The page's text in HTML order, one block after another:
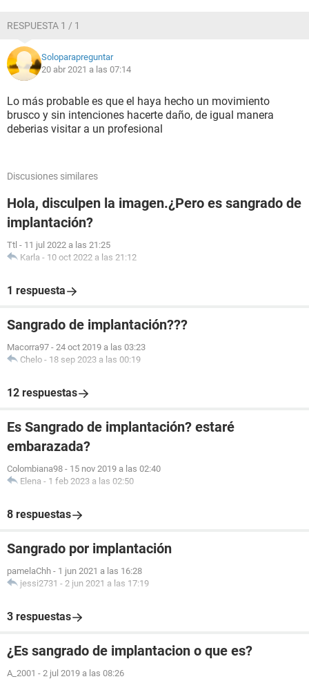
RESPUESTA 1 / 1
Soloparapreguntar
20 abr 2021 a las 07:14
Lo más probable es que el haya hecho un movimiento
brusco y sin intenciones hacerte daño, de igual manera
deberias visitar a un profesional
Discusiones similares
Hola, disculpen la imagen.¿Pero es sangrado de
implantación?
Ttl - 11 jul 2022 a las 21:25
Karla - 10 oct 2022 a las 21:12
1 respuesta
Sangrado de implantación???
Macorra97 - 24 oct 2019 a las 03:23
Chelo - 18 sep 2023 a las 00:19
12 respuestas
Es Sangrado de implantación? estaré
embarazada?
Colombiana98 - 15 nov 2019 a las 02:40
Elena - 1 feb 2023 a las 02:50
8 respuestas
Sangrado por implantación
pamelaChh - 1 jun 2021 a las 16:28
jessi2731 - 2 jun 2021 a las 17:19
3 respuestas
¿Es sangrado de implantacion o que es?
A_2001 - 2 jul 2019 a las 08:26